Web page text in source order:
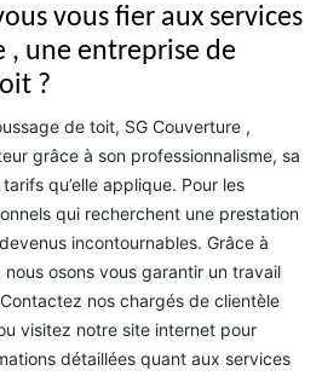
vous fier aux services
, une entreprise de
?
de toit, SG Couverture ,
grâce à son professionnalisme, sa
qu’elle applique. Pour les
qui recherchent une prestation
incontournables. Grâce à
osons vous garantir un travail
nos chargés de clientèle
visitez notre site internet pour
détaillées quant aux services